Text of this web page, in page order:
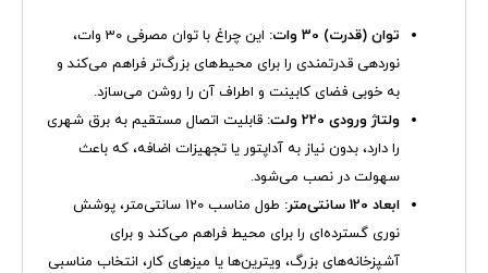
توان (قدرت) 30 وات:
این چراغ با توان مصرفی 30 وات،
نوردهی قدرتمندی را برای محیط‌های بزرگ‌تر فراهم می‌کند و
به خوبی فضای کابینت و اطراف آن را روشن می‌سازد.
ولتاژ ورودی 220 ولت:
قابلیت اتصال مستقیم به برق شهری
را دارد، بدون نیاز به آداپتور یا تجهیزات اضافه، که باعث
سهولت در نصب می‌شود.
ابعاد 120 سانتی‌متر:
طول مناسب 120 سانتی‌متر، پوشش
نوری گسترده‌ای را برای محیط فراهم می‌کند و برای
آشپزخانه‌های بزرگ، ویترین‌ها یا میزهای کار، انتخاب مناسبی